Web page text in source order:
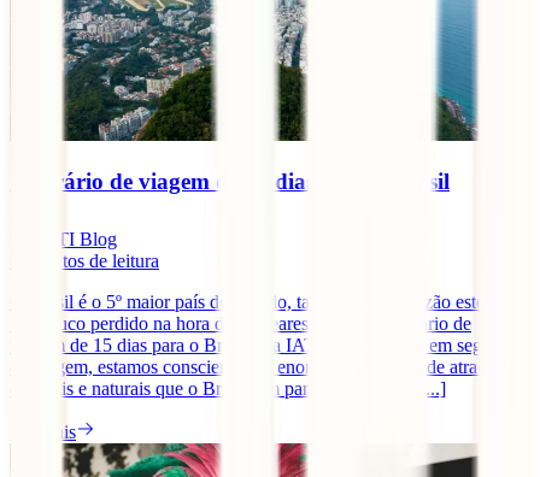
Itinerário de viagem de 15 dias para o Brasil
IATI Blog
minutos de leitura
O Brasil é o 5º maior país do mundo, talvez por esta razão estejas
um pouco perdido na hora de planeares um bom itinerário de
viagem de 15 dias para o Brasil. Na IATI, especialistas em seguros
de viagem, estamos conscientes da enorme quantidade de atrações
culturais e naturais que o Brasil tem para oferecer e já [...]
Ler mais